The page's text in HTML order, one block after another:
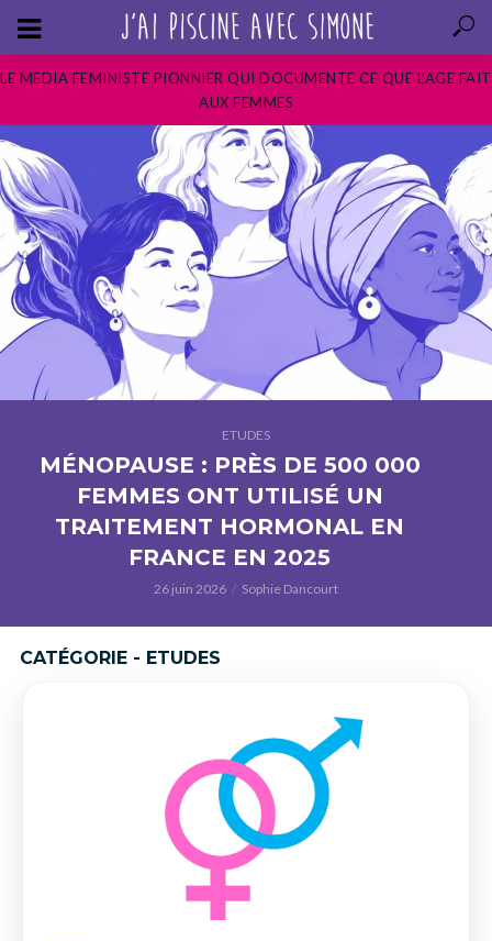
LE MEDIA FEMINISTE PIONNIER QUI DOCUMENTE CE QUE L’AGE FAIT
AUX FEMMES
ETUDES
MÉNOPAUSE : PRÈS DE 500 000
FEMMES ONT UTILISÉ UN
TRAITEMENT HORMONAL EN
FRANCE EN 2025
26 juin 2026 Sophie Dancourt
CATÉGORIE - ETUDES